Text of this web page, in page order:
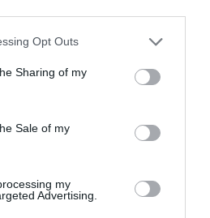
app uses one or more Google
behaviour. You may click to
and its third-party tags to
purposes in below Google
Opt Outs
Sharing of my
Sale of my
my
Advertising.
μπανάκι επιβάλλεται μια επίσκεψη
και εκεί ο υπέροχος
στο μουσείο (γιατί ο
από σουβλάκι πίτα και δυο
ΑΝΔΡΩ
του άρθρου ήταν η ενημέρωση. Ο